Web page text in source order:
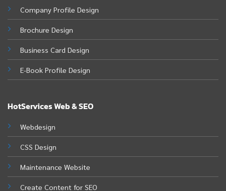
Company Profile Design
Brochure Design
Business Card Design
E-Book Profile Design
HotServices Web & SEO
Webdesign
CSS Design
Maintenance Website
Create Content for SEO